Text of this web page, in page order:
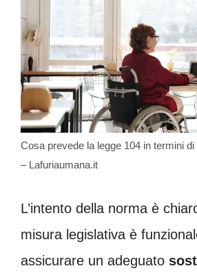
Cosa prevede la legge 104 in termini
– Lafuriaumana.it
L’intento della norma è
misura legislativa è
assicurare un adeguato